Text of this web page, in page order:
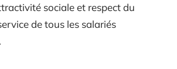
sociale et respect du
de tous les salariés